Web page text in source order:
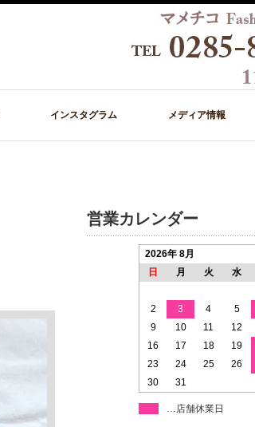
インスタグラム メディア情報
営業カレンダー
2026年 8月
日
月 火 水
2
3 4 5
9
10 11 12
16
17 18 19
23
24 25 26
30
31
…店舗休業日